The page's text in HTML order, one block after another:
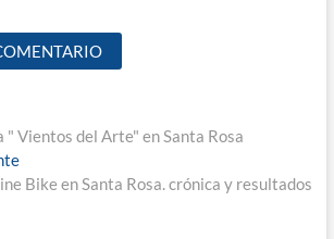
" Vientos del Arte" en Santa Rosa
Bike en Santa Rosa. crónica y resultados